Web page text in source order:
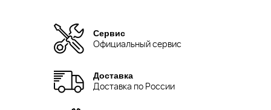
Сервис
Официальный сервис
Доставка
Доставка по России